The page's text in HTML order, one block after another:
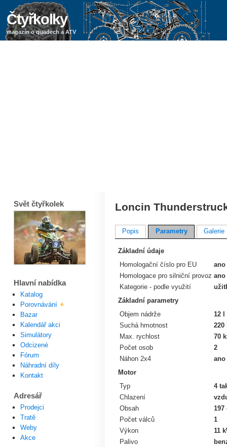
Čtyřkolky
magazín o quadech a ATV
Loncin
Popis Parametry Galerie
Základní údaje
Homologační číslo pro EU
ano
Homologace pro silniční provoz ano
Kategorie - podle využití
Základní parametry
Objem nádrže
12 l
Suchá hmotnost
220
Max. rychlost
70
Počet osob
2
Náhon 2x4
ano
Motor
Typ
4
Chlazení
Obsah
197
Počet válců
1
Výkon
11
Palivo
Svět čtyřkolek
Hlavní nabídka
Katalog
Porovnávání
Bazar
Kalendář akci
Simulátory
Odcizené
Fórum
Náhradní díly
Kontakt
Adresář
Prodejci
Tratě
Weby
Akce